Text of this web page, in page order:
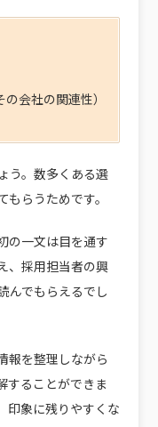
会社の関連性）
う。数多くある選
らうためです。
の一文は目を通す
、採用担当者の興
んでもらえるでし
報を整理しながら
することができま
印象に残りやすくな